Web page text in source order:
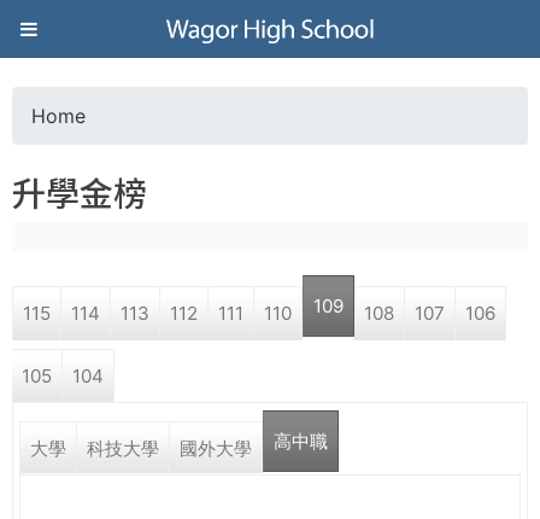
Jump to navigation
葳
格
高
學
o
a
r
e
Home
升學金榜
115 114 113 112 111 110 109 108 107 106
105 104
大學 科技大學 國外大學 高中職